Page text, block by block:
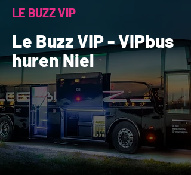
LE BUZZ VIP
Le Buzz VIP - VIPbus
huren Niel